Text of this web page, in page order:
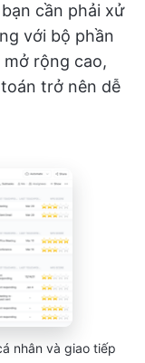
cần phải xử
với bộ phần
rộng cao,
trở nên dễ
nhân và giao tiếp